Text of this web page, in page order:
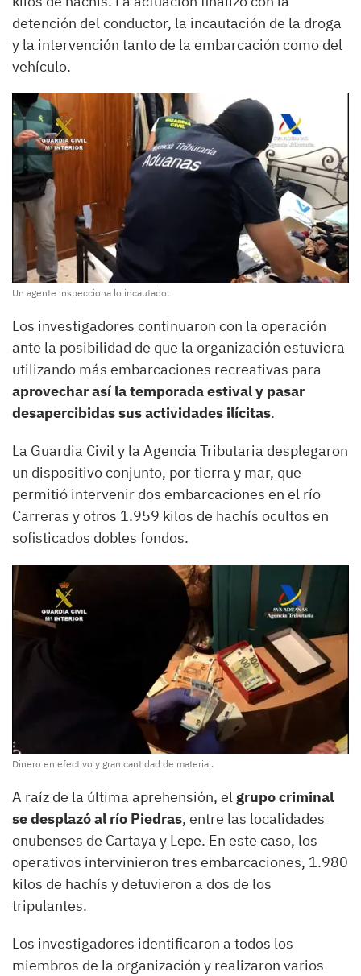
detención del conductor, la incautación de la droga
y la intervención tanto de la embarcación como del
vehículo.
Un agente inspecciona lo incautado.
Los investigadores continuaron con la operación
ante la posibilidad de que la organización estuviera
utilizando más embarcaciones recreativas para
aprovechar así la temporada estival y pasar
desapercibidas sus actividades ilícitas.
La Guardia Civil y la Agencia Tributaria desplegaron
un dispositivo conjunto, por tierra y mar, que
permitió intervenir dos embarcaciones en el río
Carreras y otros 1.959 kilos de hachís ocultos en
sofisticados dobles fondos.
Dinero en efectivo y gran cantidad de material.
A raíz de la última aprehensión, el grupo criminal
se desplazó al río Piedras, entre las localidades
onubenses de Cartaya y Lepe. En este caso, los
operativos intervinieron tres embarcaciones, 1.980
kilos de hachís y detuvieron a dos de los
tripulantes.
Los investigadores identificaron a todos los
miembros de la organización y realizaron varios